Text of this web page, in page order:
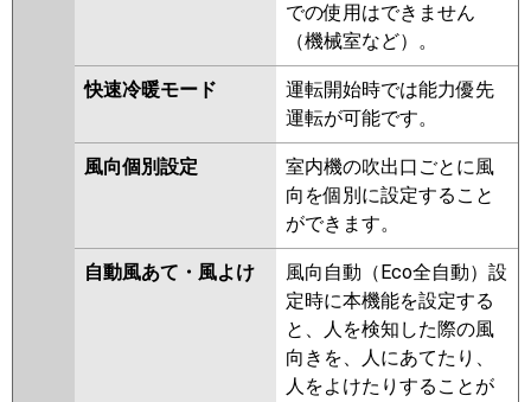
での使用はできません
（機械室など）。
快速冷暖モード
運転開始時では能力優先
運転が可能です。
風向個別設定
室内機の吹出口ごとに風
向を個別に設定すること
ができます。
自動風あて・風よけ
風向自動（Eco全自動）設
定時に本機能を設定する
と、人を検知した際の風
向きを、人にあてたり、
人をよけたりすることが